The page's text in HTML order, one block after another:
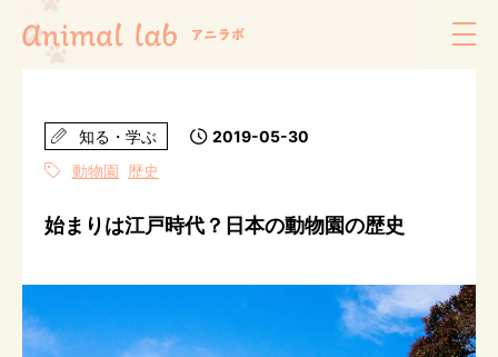
知る・学ぶ
2019-05-30
動物園 歴史
始まりは江戸時代？日本の動物園の歴史